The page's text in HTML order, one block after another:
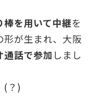
棒を用いて中継を
形が生まれ、大阪
通話で参加 しまし
(？)